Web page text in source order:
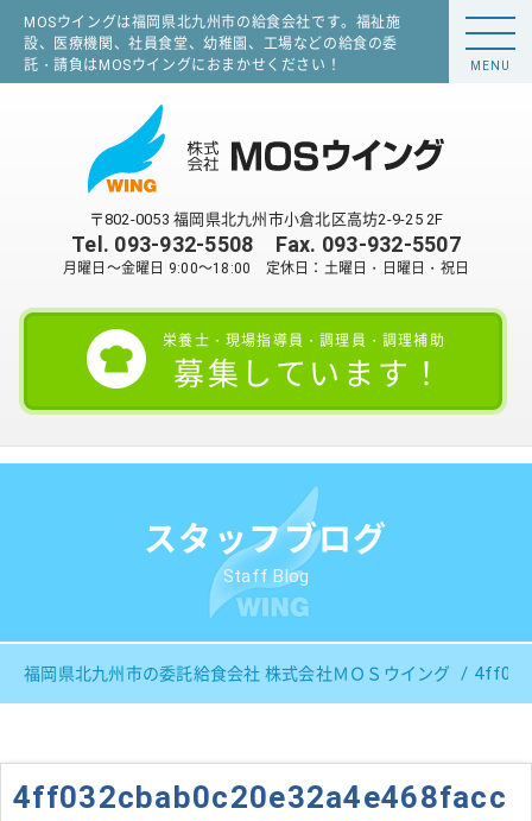
MOSウイングは福岡県北九州市の給食会社です。福祉施
設、医療機関、社員食堂、幼稚園、工場などの給食の委
託・請負はMOSウイングにおまかせください！
〒802-0053 福岡県北九州市小倉北区高坊2-9-25 2F
Tel. 093-932-5508 Fax. 093-932-5507
月曜日～金曜日 9:00～18:00 定休日：土曜日・日曜日・祝日
栄養士・現場指導員・調理員・調理補助
募集しています！
MENU
スタッフブログ
Staff Blog
福岡県北九州市の委託給食会社 株式会社ＭＯＳウイング
4ff032cbab0c20e32a4e468facc